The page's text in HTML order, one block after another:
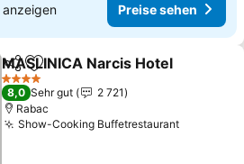
anzeigen Preise sehen
TeilenZu Favoriten hinzufügen
MASLINICA Narcis Hotel
4 Sterne
8,0 Sehr gut
2 721
Rabac
Show-Cooking BuffetrestaurantPreise